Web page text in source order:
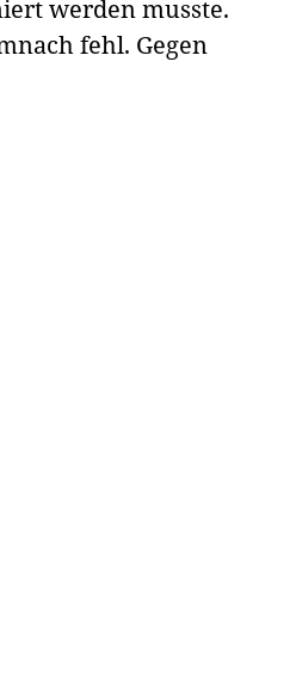
werden musste.
fehl. Gegen